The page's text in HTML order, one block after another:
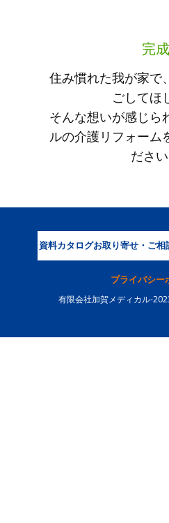
完成
住み慣れた我が家で
ごしてほ
そんな想いが感じら
ルの介護リフォーム
ださい
資料カタログお取り寄せ・ご
プライバシー
有限会社加賀メディカル-